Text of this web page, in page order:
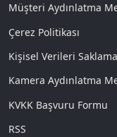
Müşteri Aydınlatma
Çerez Politikası
Kişisel Verileri
Kamera Aydınlatma
KVKK Başvuru Formu
RSS